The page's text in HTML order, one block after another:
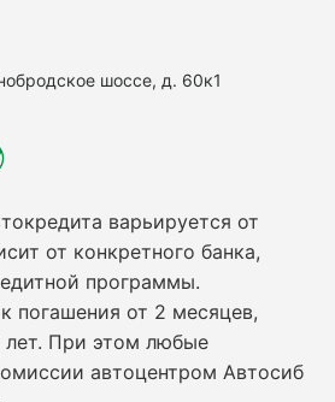
шоссе, д. 60к1
варьируется от
от конкретного банка,
программы.
погашения от 2 месяцев,
При этом любые
автоцентром Автосиб